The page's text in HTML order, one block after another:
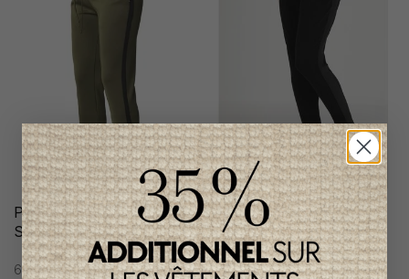
Pantalon Maternité
Supermom, CR
69,95$CA
Pantalon Maternité
Supermom, CR
61,95$CA